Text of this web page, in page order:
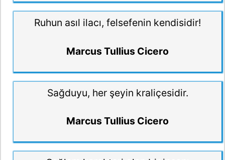
Ruhun asıl ilacı, felsefenin kendisidir!
Marcus Tullius Cicero
Sağduyu, her şeyin kraliçesidir.
Marcus Tullius Cicero